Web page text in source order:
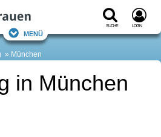
Suche Login
Menü
München
in München